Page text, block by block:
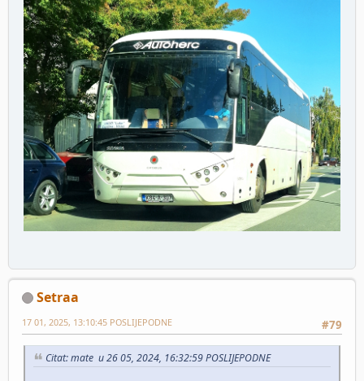
Setraa
#79
17 01, 2025, 13:10:45 POSLIJEPODNE
Citat: mate u 26 05, 2024, 16:32:59 POSLIJEPODNE